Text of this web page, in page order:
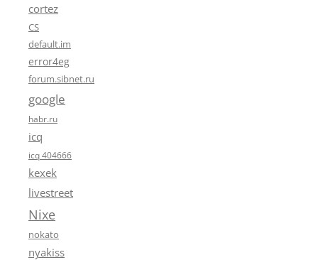
cortez
CS
default.im
error4eg
forum.sibnet.ru
google
habr.ru
icq
icq 404666
kexek
livestreet
Nixe
nokato
nyakiss